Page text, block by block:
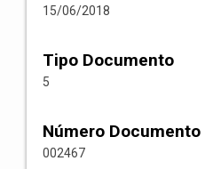
15/06/2018
Tipo Documento
5
Número Documento
002467